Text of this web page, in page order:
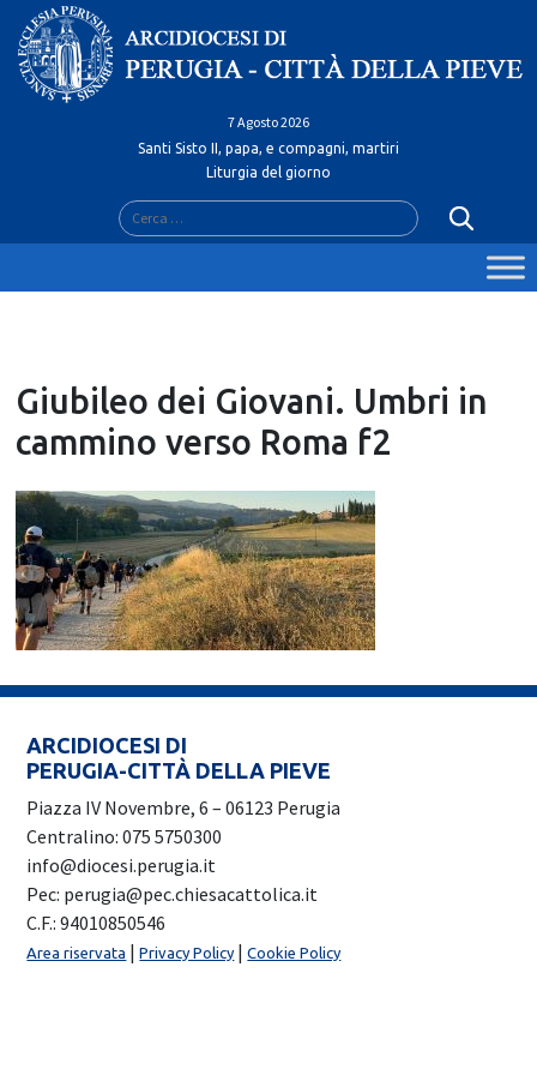
Skip
content
7 Agosto 2026
Santi Sisto II, papa, e compagni, martiri
Liturgia del giorno
Ricerca
per:
Giubileo dei Giovani. Umbri in
cammino verso Roma f2
ARCIDIOCESI DI
PERUGIA-CITTÀ DELLA PIEVE
Piazza IV Novembre, 6 – 06123 Perugia
Centralino: 075 5750300
info@diocesi.perugia.it
Pec: perugia@pec.chiesacattolica.it
C.F.: 94010850546
Area riservata |Privacy Policy |Cookie Policy